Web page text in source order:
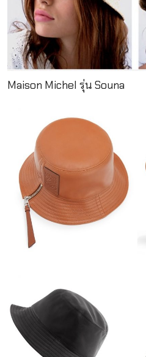
Maison Michel รุ่น Souna